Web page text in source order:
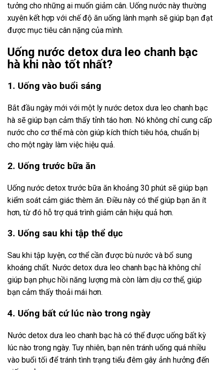
tưởng cho những ai muốn giảm cân. Uống nước này thường
xuyên kết hợp với chế độ ăn uống lành mạnh sẽ giúp bạn đạt
được mục tiêu cân nặng của mình.
Uống nước detox dưa leo chanh bạc
hà khi nào tốt nhất?
1. Uống vào buổi sáng
Bắt đầu ngày mới với một ly nước detox dưa leo chanh bạc
hà sẽ giúp bạn cảm thấy tỉnh táo hơn. Nó không chỉ cung cấp
nước cho cơ thể mà còn giúp kích thích tiêu hóa, chuẩn bị
cho một ngày làm việc hiệu quả.
2. Uống trước bữa ăn
Uống nước detox trước bữa ăn khoảng 30 phút sẽ giúp bạn
kiểm soát cảm giác thèm ăn. Điều này có thể giúp bạn ăn ít
hơn, từ đó hỗ trợ quá trình giảm cân hiệu quả hơn.
3. Uống sau khi tập thể dục
Sau khi tập luyện, cơ thể cần được bù nước và bổ sung
khoáng chất. Nước detox dưa leo chanh bạc hà không chỉ
giúp bạn phục hồi năng lượng mà còn làm dịu cơ thể, giúp
bạn cảm thấy thoải mái hơn.
4. Uống bất cứ lúc nào trong ngày
Nước detox dưa leo chanh bạc hà có thể được uống bất kỳ
lúc nào trong ngày. Tuy nhiên, bạn nên tránh uống quá nhiều
vào buổi tối để tránh tình trạng tiểu đêm gây ảnh hưởng đến